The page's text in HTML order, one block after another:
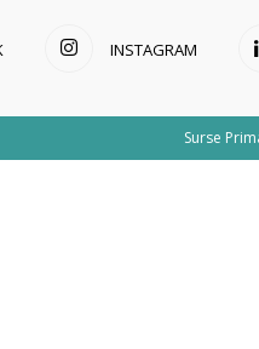
INSTAGRAM
Surse